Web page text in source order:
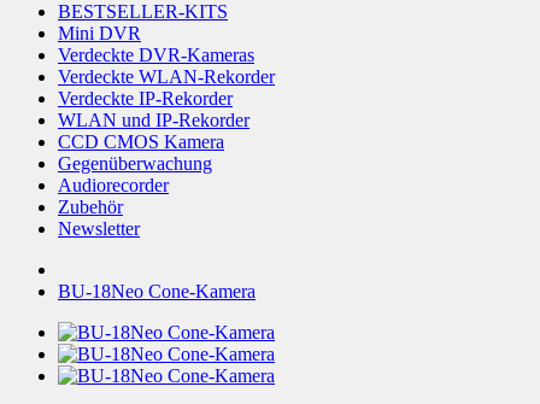
BESTSELLER-KITS
Mini DVR
Verdeckte DVR-Kameras
Verdeckte WLAN-Rekorder
Verdeckte IP-Rekorder
WLAN und IP-Rekorder
CCD CMOS Kamera
Gegenüberwachung
Audiorecorder
Zubehör
Newsletter
BU-18Neo Cone-Kamera